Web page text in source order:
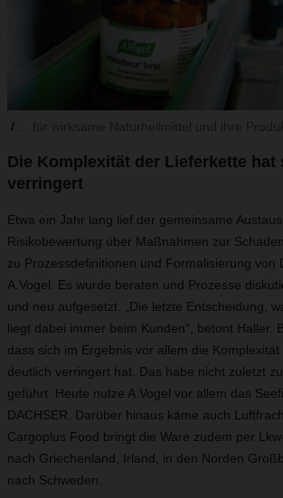
Die Komplexität der Lieferkette hat
verringert
Etwa ein Jahr lang lief der gemeinsame
Risikobewertung über Maßnahmen zur
zu Prozessdefinitionen und Formalisierung von
A.Vogel. Es wurde beraten und Prozesse
und neu aufgesetzt. „Die letzte Entscheidung,
liegt dabei immer beim Kunden“, betont Haller.
dass sich im Ergebnis vor allem die
deutlich verringert hat. Das habe nicht zuletzt
geführt. Heute nutze A.Vogel vor allem das
DACHSER. Darüber hinaus käme auch
Cargoplus Food bringt die Ware zudem per
nach Griechenland, Irland, in den Norden
nach Schweden.